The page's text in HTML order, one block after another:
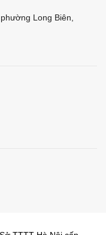
Long Biên,